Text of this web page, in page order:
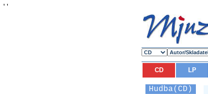
' '
CD LP
Hudba(CD)